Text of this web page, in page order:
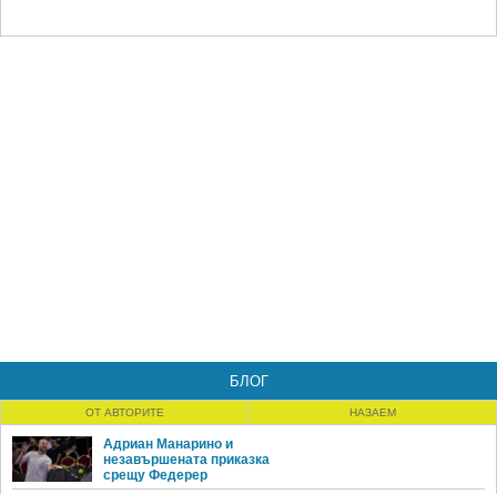
БЛОГ
ОТ АВТОРИТЕ НАЗАЕМ
Адриан Манарино и
незавършената приказка
срещу Федерер